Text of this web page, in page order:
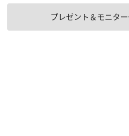
プレゼント＆モニタ